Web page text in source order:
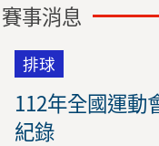
賽事消息
排球
112年全國運動
紀錄